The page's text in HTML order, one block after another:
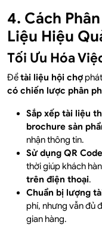
4. Cách
Liệu Hiệu
Tối Ưu Hóa
Đểtài liệu hội chợ
có chiến lược phân
Sắp xếp tài liệu
brochure sản
nhận thông tin.
Sử dụng QR Code
thời giúp khách
trên điện thoại.
Chuẩn bị lượng
phí, nhưng vẫn đủ
gian hàng.